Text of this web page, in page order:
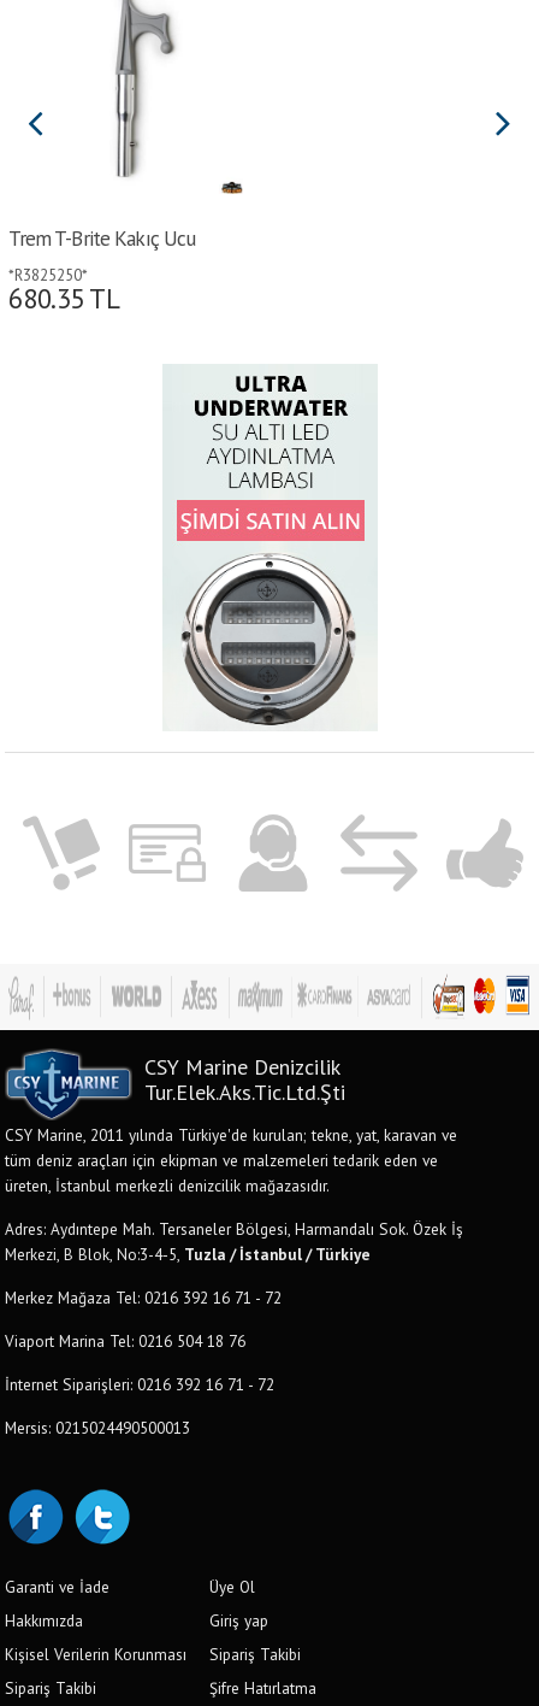
Trem T-Brite Kakıç Ucu
*R3825250*
680.35 TL
CSY Marine Denizcilik
Tur.Elek.Aks.Tic.Ltd.Şti
CSY Marine, 2011 yılında Türkiye'de kurulan; tekne, yat, karavan ve
tüm deniz araçları için ekipman ve malzemeleri tedarik eden ve
üreten, İstanbul merkezli denizcilik mağazasıdır.
Adres: Aydıntepe Mah. Tersaneler Bölgesi, Harmandalı Sok. Özek İş
Merkezi, B Blok, No:3-4-5, Tuzla / İstanbul / Türkiye
Merkez Mağaza Tel: 0216 392 16 71 - 72
Viaport Marina Tel: 0216 504 18 76
İnternet Siparişleri: 0216 392 16 71 - 72
Mersis: 0215024490500013
Garanti ve İade
Hakkımızda
Kişisel Verilerin Korunması
Sipariş Takibi
Üye Ol
Giriş yap
Sipariş Takibi
Şifre Hatırlatma